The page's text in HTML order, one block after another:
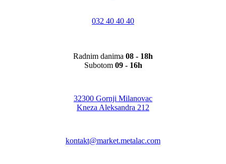
032 40 40 40
Radnim danima 08 - 18h
Subotom 09 - 16h
32300 Gornji Milanovac
Kneza Aleksandra 212
kontakt@market.metalac.com